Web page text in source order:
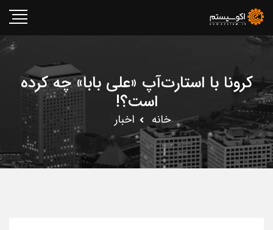
کرونا با استارت‌آپ «علی بابا» چه کرده
است؟!
خانه اخبار